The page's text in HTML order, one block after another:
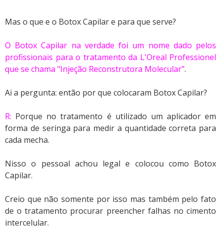
Mas o que e o Botox Capilar e para que serve?
O Botox Capilar na verdade foi um nome dado pelos
profissionais para o tratamento da L'Oreal Professionel
que se chama "Injeção Reconstrutora Molecular".
Ai a pergunta: então por que colocaram Botox Capilar?
R: Porque no tratamento é utilizado um aplicador em
forma de seringa para medir a quantidade correta para
cada mecha.
Nisso o pessoal achou legal e colocou como Botox
Capilar.
Creio que não somente por isso mas também pelo fato
de o tratamento procurar preencher falhas no cimento
intercelular.